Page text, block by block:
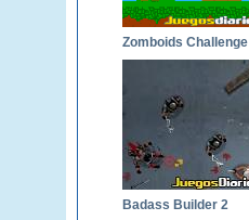
Zomboids Challenge
Badass Builder 2